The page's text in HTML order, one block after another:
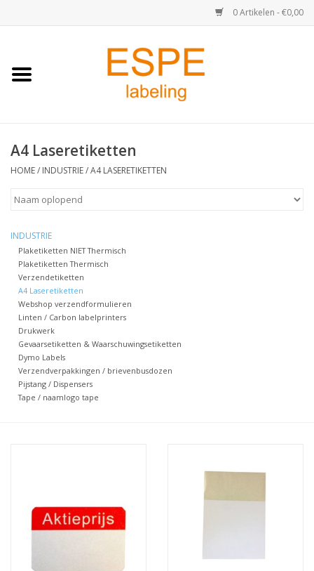
0 Artikelen - €0,00
Home
Retail
Kassa & Pinrollen
Verzend-etiketten
Merken
A4 Laseretiketten
HOME/ INDUSTRIE/A4 LASERETIKETTEN
INDUSTRIE
Plaketiketten NIET Thermisch
Plaketiketten Thermisch
Verzendetiketten
A4 Laseretiketten
Webshop verzendformulieren
Linten / Carbon labelprinters
Drukwerk
Gevaarsetiketten & Waarschuwingsetiketten
Dymo Labels
Verzendverpakkingen / brievenbusdozen
Pijstang / Dispensers
Tape / naamlogo tape